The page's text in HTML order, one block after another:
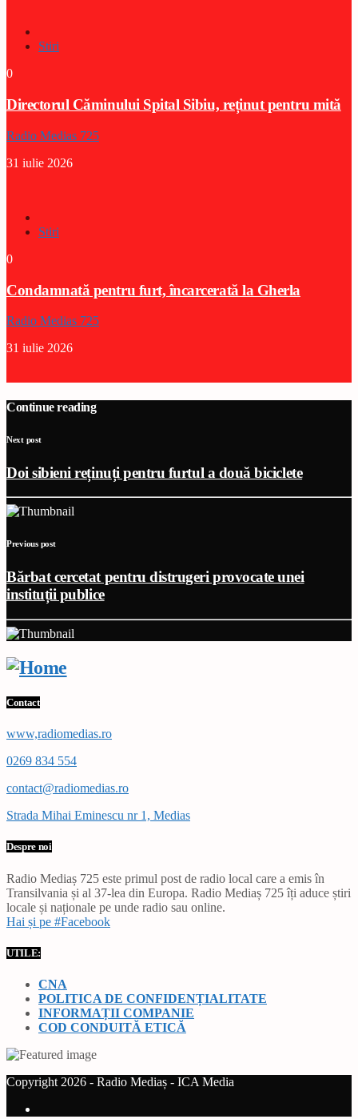
Stiri
0
Directorul Căminului Spital Sibiu, reținut pentru mită
Radio Medias 725
31 iulie 2026
Stiri
0
Condamnată pentru furt, încarcerată la Gherla
Radio Medias 725
31 iulie 2026
Continue reading
Next post
Doi sibieni reținuți pentru furtul a două biciclete
Previous post
Bărbat cercetat pentru distrugeri provocate unei
instituții publice
Contact
www,radiomedias.ro
0269 834 554
contact@radiomedias.ro
Strada Mihai Eminescu nr 1, Medias
Despre noi
Radio Mediaș 725 este primul post de radio local care a emis în
Transilvania și al 37-lea din Europa. Radio Mediaș 725 îți aduce știri
locale și naționale pe unde radio sau online.
Hai și pe #Facebook
UTILE:
CNA
POLITICA DE CONFIDENȚIALITATE
INFORMAȚII COMPANIE
COD CONDUITĂ ETICĂ
Copyright 2026 - Radio Mediaș - ICA Media